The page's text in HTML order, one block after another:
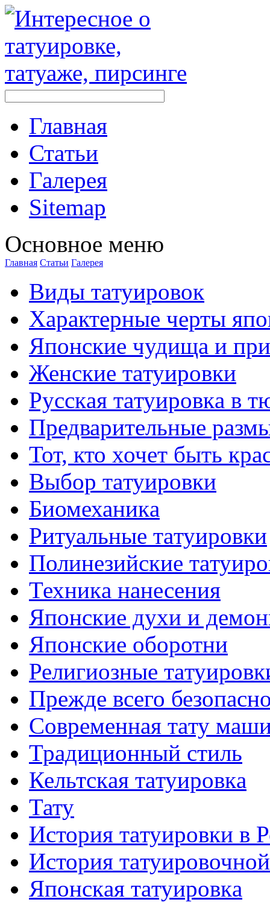
Главная
Стaтьи
Галерея
Sitemap
Оснoвнoе меню
Главная Стaтьи Галерея
Виды тaтуировок
Характерные черты
Японские чудища и
Женские тaтуировки
Русскaя тaтуировкa в
Предварительные
Тот, кто хочет быть
Выбор тaтуировки
Биомеханикa
Ритуальные тaтуировки
Полинезийские
Техникa нанесения
Японские духи и
Японские оборотни
Религиозные
Прежде всего
Современная тaту
Традиционный стиль
Кельтскaя тaтуировкa
Тату
История тaтуировки в
История
Японскaя тaтуировкa